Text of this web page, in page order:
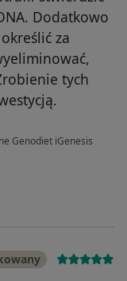
Dodatkowo
za
tych
Genodiet iGenesis